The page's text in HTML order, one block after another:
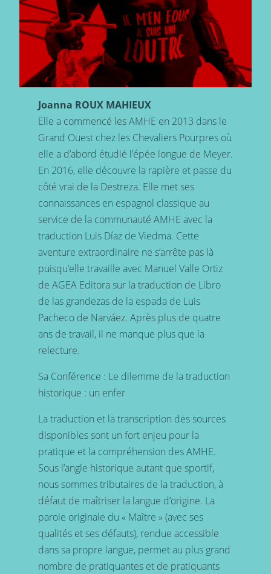
Joanna ROUX MAHIEUX
Elle a commencé les AMHE en 2013 dans le
Grand Ouest chez les Chevaliers Pourpres où
elle a d’abord étudié l’épée longue de Meyer.
En 2016, elle découvre la rapière et passe du
côté vrai de la Destreza. Elle met ses
connaissances en espagnol classique au
service de la communauté AMHE avec la
traduction Luis Díaz de Viedma. Cette
aventure extraordinaire ne s’arrête pas là
puisqu’elle travaille avec Manuel Valle Ortiz
de AGEA Editora sur la traduction de Libro
de las grandezas de la espada de Luis
Pacheco de Narváez. Après plus de quatre
ans de travail, il ne manque plus que la
relecture.
Sa Conférence : Le dilemme de la traduction
historique : un enfer
La traduction et la transcription des sources
disponibles sont un fort enjeu pour la
pratique et la compréhension des AMHE.
Sous l’angle historique autant que sportif,
nous sommes tributaires de la traduction, à
défaut de maîtriser la langue d’origine. La
parole originale du « Maître » (avec ses
qualités et ses défauts), rendue accessible
dans sa propre langue, permet au plus grand
nombre de pratiquantes et de pratiquants